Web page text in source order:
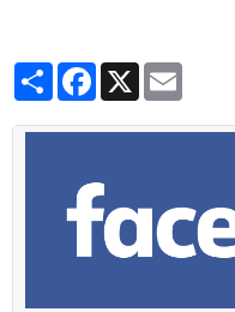
PartagerFacebook
X